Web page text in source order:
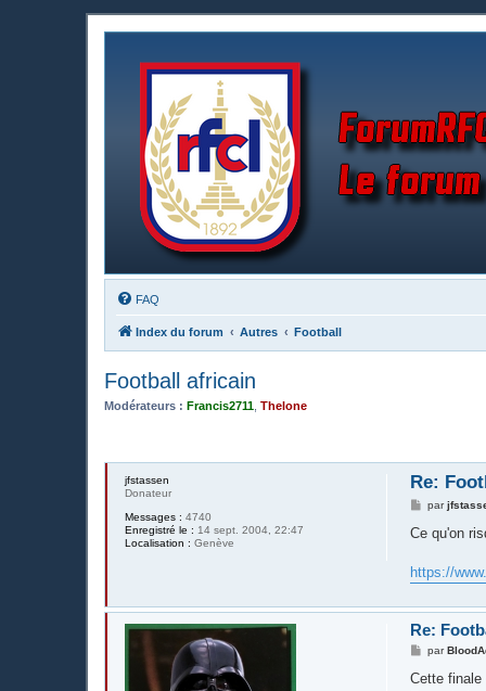
FAQ
Index du forum Autres Football
Football africain
Modérateurs : Francis2711 Thelone
jfstassen
Donateur
Messages : 4740
Enregistré le : 14 sept. 2004, 22:47
Localisation : Genève
Re:
M
s
g
e
par
Ce qu'on
https://
Re:
M
s
par
Cette